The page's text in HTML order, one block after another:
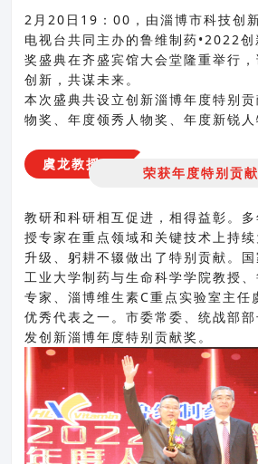
2月20日19：00，由淄博市科技创
电视台共同主办的鲁维制药•2022
奖盛典在齐盛宾馆大会堂隆重举行
创新，共谋未来。
本次盛典共设立创新淄博年度特别
物奖、年度领秀人物奖、年度新锐人
虞龙教授
荣获年度特别贡
教研和科研相互促进，相得益彰。
授专家在重点领域和关键技术上持
升级、躬耕不辍做出了特别贡献。
工业大学制药与生命科学学院教授
专家、淄博维生素C重点实验室主任
优秀代表之一。市委常委、统战部
发创新淄博年度特别贡献奖。